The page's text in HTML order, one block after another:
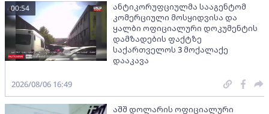
ანტიკორუფციულმა სააგენტომ
კომერციული მოსყიდვისა და
ყალბი ოფიციალური დოკუმენტის
დამზადების ფაქტზე
საქართველოს 3 მოქალაქე
დააკავა
00:54
2026/08/06 16:49
აშშ დოლარის ოფიციალური